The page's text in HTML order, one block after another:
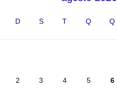
D S T Q Q
2 3 4 5 6